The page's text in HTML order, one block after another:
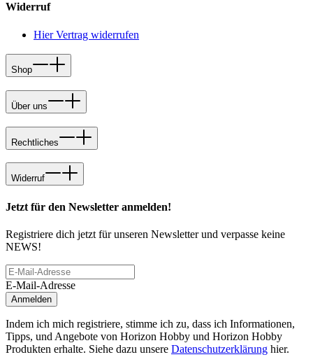
Widerruf
Hier Vertrag widerrufen
Shop
Über uns
Rechtliches
Widerruf
Jetzt für den Newsletter anmelden!
Registriere dich jetzt für unseren Newsletter und verpasse keine
NEWS!
E-Mail-Adresse
Anmelden
Indem ich mich registriere, stimme ich zu, dass ich Informationen,
Tipps, und Angebote von Horizon Hobby und Horizon Hobby
Produkten erhalte. Siehe dazu unsere Datenschutzerklärung hier.